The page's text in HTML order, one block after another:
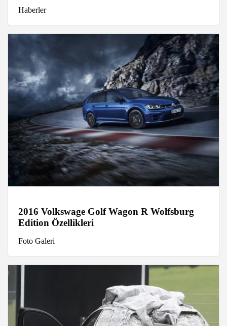
Haberler
2016 Volkswage Golf Wagon R Wolfsburg
Edition Özellikleri
Foto Galeri